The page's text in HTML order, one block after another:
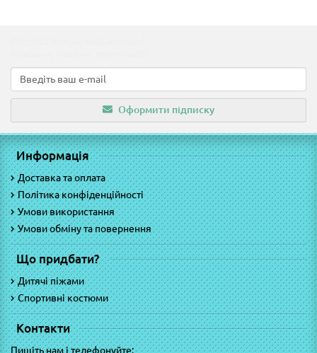
Оформити підписку
Информація
Доставка та оплата
Політика конфіденційності
Умови використання
Умови обміну та повернення
Що придбати?
Дитячі піжами
Спортивні костюми
Контакти
Пишіть нам і телефонуйте: